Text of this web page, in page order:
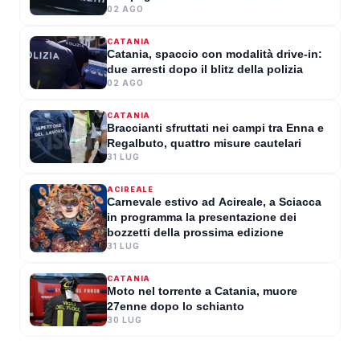
68enne
GIOVANNA VENEZIA
02 AGO
CATANIA
Catania, spaccio con modalità drive-in:
due arresti dopo il blitz della polizia
02 AGO
CATANIA
Braccianti sfruttati nei campi tra Enna e
Regalbuto, quattro misure cautelari
31 LUG
ACIREALE
Carnevale estivo ad Acireale, a Sciacca
in programma la presentazione dei
bozzetti della prossima edizione
31 LUG
CATANIA
Moto nel torrente a Catania, muore
27enne dopo lo schianto
30 LUG